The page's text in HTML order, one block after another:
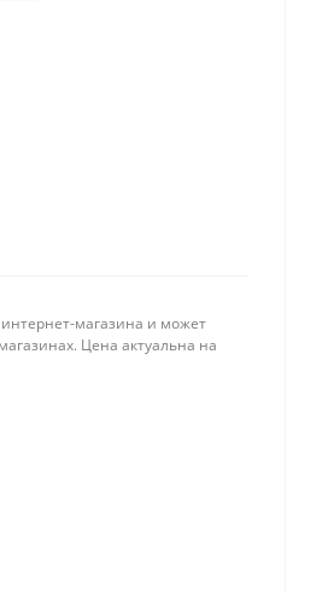
магазина и может
Цена актуальна на